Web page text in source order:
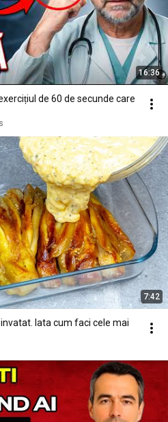
16:36
de 60 de secunde care
7:42
Iata cum faci cele mai